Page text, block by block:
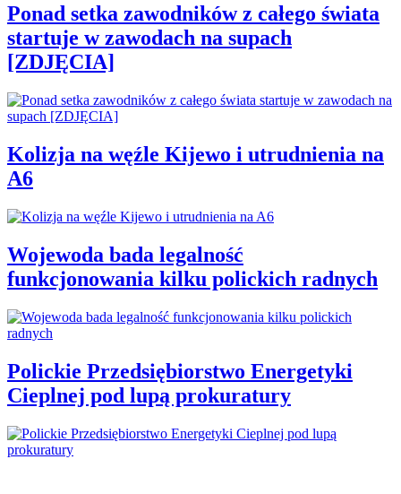
Ponad setka zawodników z całego świata
startuje w zawodach na supach
[ZDJĘCIA]
Kolizja na węźle Kijewo i utrudnienia na
A6
Wojewoda bada legalność
funkcjonowania kilku polickich radnych
Polickie Przedsiębiorstwo Energetyki
Cieplnej pod lupą prokuratury